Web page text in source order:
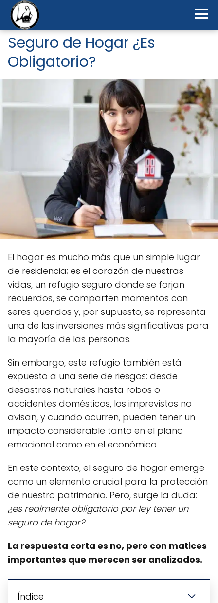
Seguro de Hogar ¿Es
Obligatorio?
El hogar es mucho más que un simple lugar
de residencia; es el corazón de nuestras
vidas, un refugio seguro donde se forjan
recuerdos, se comparten momentos con
seres queridos y, por supuesto, se representa
una de las inversiones más significativas para
la mayoría de las personas.
Sin embargo, este refugio también está
expuesto a una serie de riesgos: desde
desastres naturales hasta robos o
accidentes domésticos, los imprevistos no
avisan, y cuando ocurren, pueden tener un
impacto considerable tanto en el plano
emocional como en el económico.
En este contexto, el seguro de hogar emerge
como un elemento crucial para la protección
de nuestro patrimonio. Pero, surge la duda:
¿es realmente obligatorio por ley tener un
seguro de hogar?
La respuesta corta es no, pero con matices
importantes que merecen ser analizados.
Índice